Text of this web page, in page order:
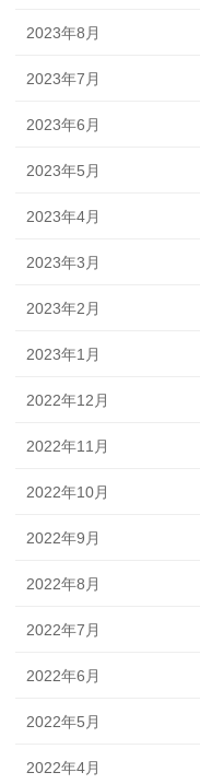
2023年8月
2023年7月
2023年6月
2023年5月
2023年4月
2023年3月
2023年2月
2023年1月
2022年12月
2022年11月
2022年10月
2022年9月
2022年8月
2022年7月
2022年6月
2022年5月
2022年4月